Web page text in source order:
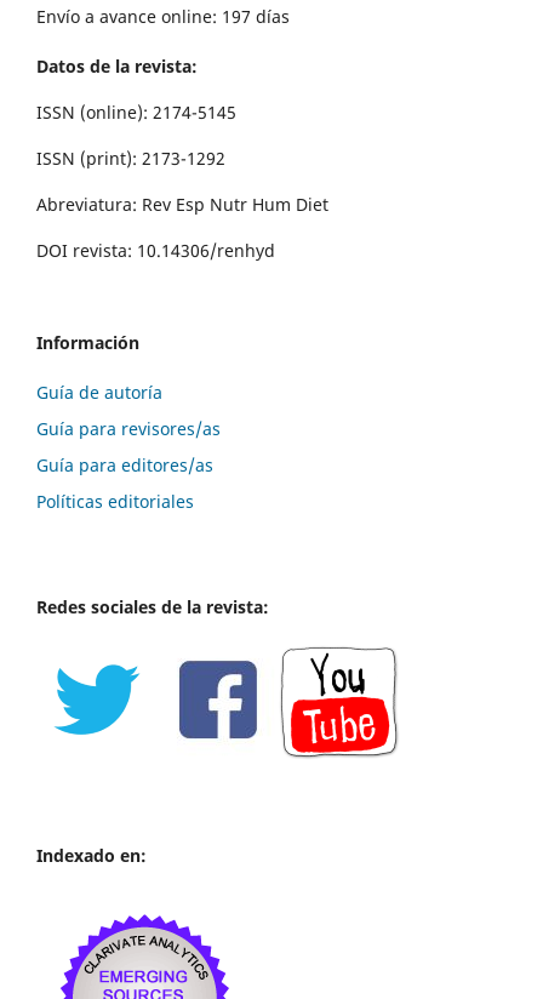
Envío a avance online: 197 días
Datos de la revista:
ISSN (online): 2174-5145
ISSN (print): 2173-1292
Abreviatura: Rev Esp Nutr Hum Diet
DOI revista: 10.14306/renhyd
Información
Guía de autoría
Guía para revisores/as
Guía para editores/as
Políticas editoriales
Redes sociales de la revista:
Indexado en: